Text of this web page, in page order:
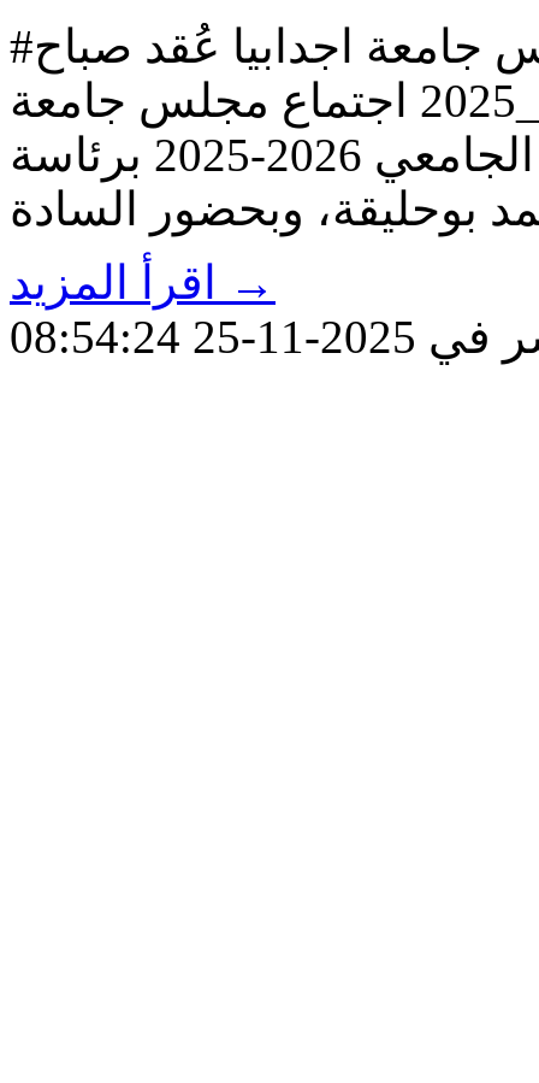
#الاجتماع العادي السابع لمجلس جامعة اجدابيا عُقد صباح
الأحد الماضي الموافق 16_11_2025 اجتماع مجلس جامعة
اجدابيا العادي السابع للعام الجامعي 2026-2025 برئاسة
اقرأ المزيد →
25 08:54:24